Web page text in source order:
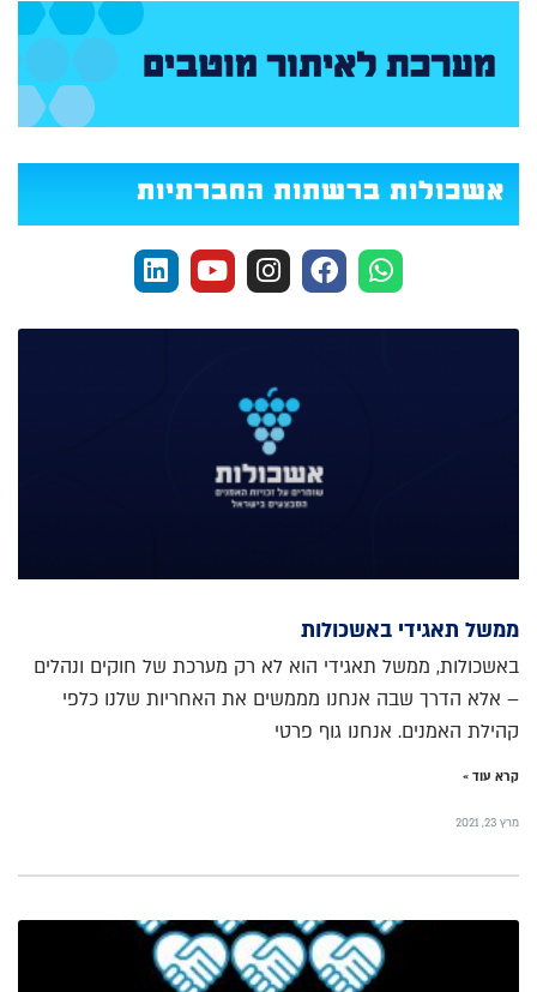
אשכולות ברשתות החברתיות
ממשל תאגידי באשכולות
באשכולות, ממשל תאגידי הוא לא רק מערכת של חוקים ונהלים
– אלא הדרך שבה אנחנו מממשים את האחריות שלנו כלפי
קהילת האמנים. אנחנו גוף פרטי
קרא עוד »
מרץ 23, 2021